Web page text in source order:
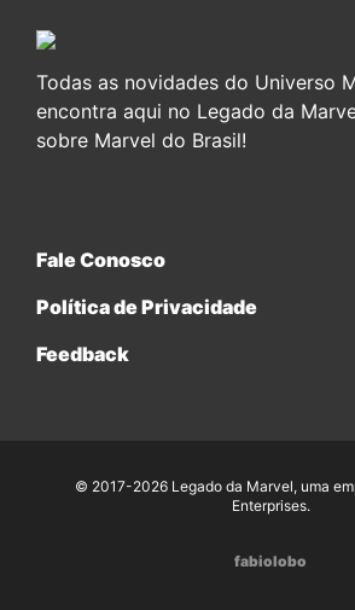
Todas as novidades do Universo
encontra aqui no Legado da
sobre Marvel do Brasil!
Fale Conosco
Política de Privacidade
Feedback
© 2017-2026 Legado da Marvel, uma
Enterprises.
fabiolobo